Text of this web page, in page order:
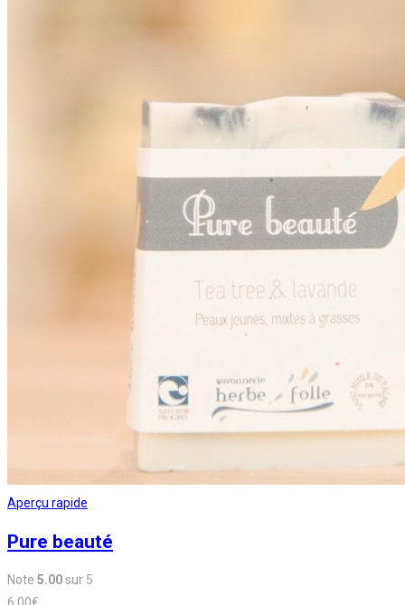
Aperçu rapide
Pure beauté
Note 5.00sur 5